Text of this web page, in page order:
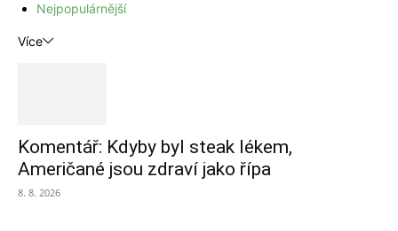
Nejpopulárnější
Více
Komentář: Kdyby byl steak lékem,
Američané jsou zdraví jako řípa
8. 8. 2026